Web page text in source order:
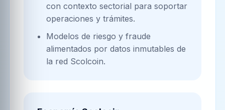
con contexto sectorial para soportar
operaciones y trámites.
Modelos de riesgo y fraude
alimentados por datos inmutables de
la red Scolcoin.